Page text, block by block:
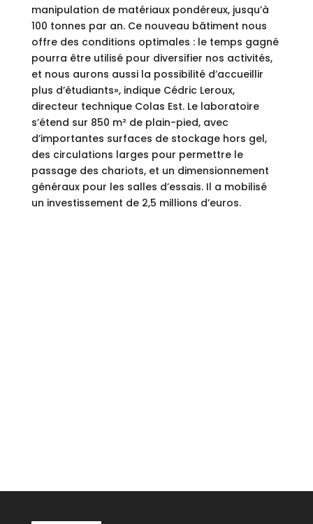
manipulation de matériaux pondéreux, jusqu’à
100 tonnes par an. Ce nouveau bâtiment nous
offre des conditions optimales : le temps gagné
pourra être utilisé pour diversifier nos activités,
et nous aurons aussi la possibilité d’accueillir
plus d’étudiants», indique Cédric Leroux,
directeur technique Colas Est. Le laboratoire
s’étend sur 850 m² de plain-pied, avec
d’importantes surfaces de stockage hors gel,
des circulations larges pour permettre le
passage des chariots, et un dimensionnement
généraux pour les salles d’essais. Il a mobilisé
un investissement de 2,5 millions d’euros.